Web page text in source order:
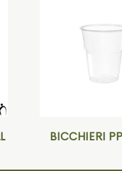
BICCHIERI